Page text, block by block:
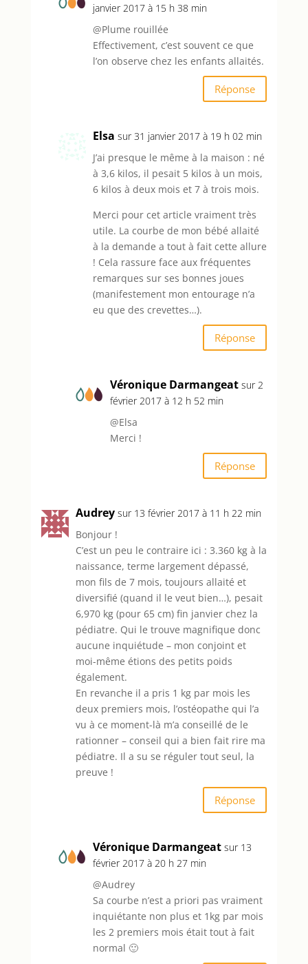
janvier 2017 à 15 h 38 min
@Plume rouillée
Effectivement, c’est souvent ce que
l’on observe chez les enfants allaités.
Réponse
Elsa sur 31 janvier 2017 à 19 h 02 min
J’ai presque le même à la maison : né
à 3,6 kilos, il pesait 5 kilos à un mois,
6 kilos à deux mois et 7 à trois mois.
Merci pour cet article vraiment très
utile. La courbe de mon bébé allaité
à la demande a tout à fait cette allure
! Cela rassure face aux fréquentes
remarques sur ses bonnes joues
(manifestement mon entourage n’a
eu que des crevettes…).
Réponse
Véronique Darmangeat sur 2
février 2017 à 12 h 52 min
@Elsa
Merci !
Réponse
Audrey sur 13 février 2017 à 11 h 22 min
Bonjour !
C’est un peu le contraire ici : 3.360 kg à la
naissance, terme largement dépassé,
mon fils de 7 mois, toujours allaité et
diversifié (quand il le veut bien…), pesait
6,970 kg (pour 65 cm) fin janvier chez la
pédiatre. Qui le trouve magnifique donc
aucune inquiétude – mon conjoint et
moi-même étions des petits poids
également.
En revanche il a pris 1 kg par mois les
deux premiers mois, l’ostéopathe qui l’a
vu à ce moment-là m’a conseillé de le
rationner – conseil qui a bien fait rire ma
pédiatre. Il a su se réguler tout seul, la
preuve !
Réponse
Véronique Darmangeat sur 13
février 2017 à 20 h 27 min
@Audrey
Sa courbe n’est a priori pas vraiment
inquiétante non plus et 1kg par mois
les 2 premiers mois était tout à fait
normal 🙂